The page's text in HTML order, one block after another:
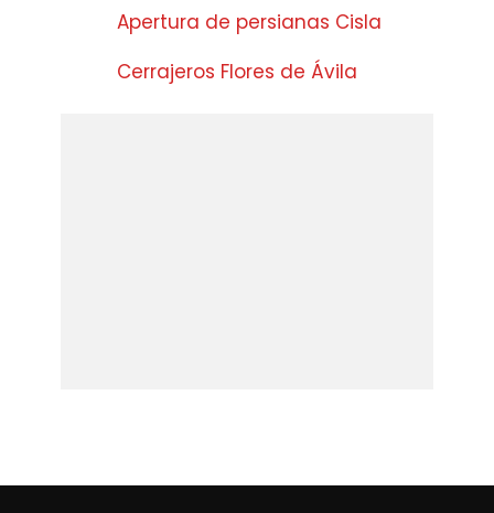
Apertura de persianas Cisla
Cerrajeros Flores de Ávila